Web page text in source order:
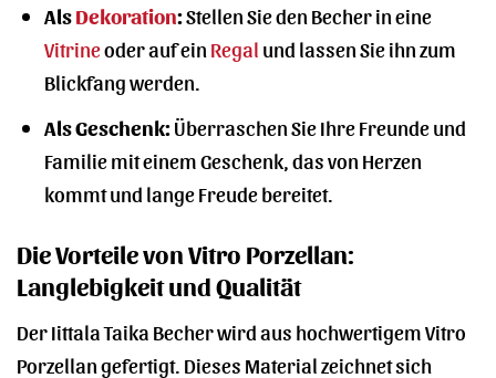
AlsDekoration:Stellen Sie den Becher in eine
Vitrineoder auf ein Regal und lassen Sie ihn zum
Blickfang werden.
Als Geschenk:Überraschen Sie Ihre Freunde und
Familie mit einem Geschenk, das von Herzen
kommt und lange Freude bereitet.
Die Vorteile von Vitro Porzellan:
Langlebigkeit und Qualität
Der Iittala Taika Becher wird aus hochwertigem Vitro
Porzellan gefertigt. Dieses Material zeichnet sich